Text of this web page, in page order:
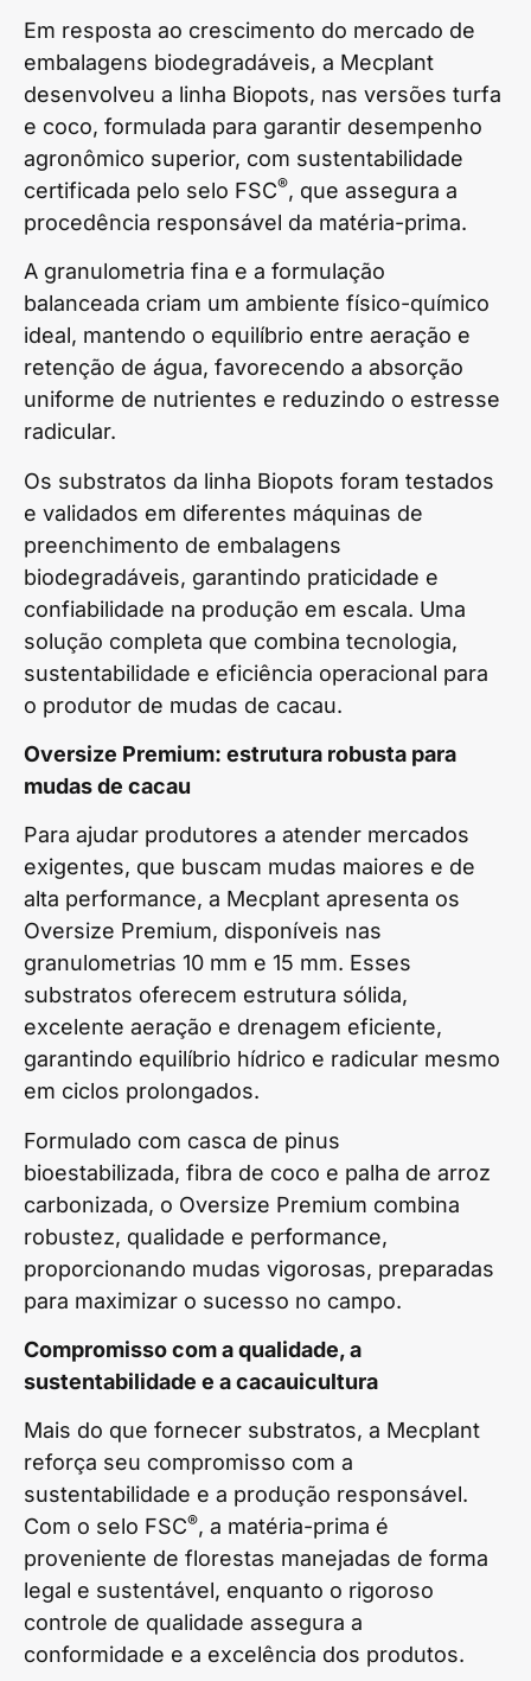
Em resposta ao crescimento do mercado de
embalagens biodegradáveis, a Mecplant
desenvolveu a linha Biopots, nas versões turfa
e coco, formulada para garantir desempenho
agronômico superior, com sustentabilidade
certificada pelo selo FSC®, que assegura a
procedência responsável da matéria-prima.
A granulometria fina e a formulação
balanceada criam um ambiente físico-químico
ideal, mantendo o equilíbrio entre aeração e
retenção de água, favorecendo a absorção
uniforme de nutrientes e reduzindo o estresse
radicular.
Os substratos da linha Biopots foram testados
e validados em diferentes máquinas de
preenchimento de embalagens
biodegradáveis, garantindo praticidade e
confiabilidade na produção em escala. Uma
solução completa que combina tecnologia,
sustentabilidade e eficiência operacional para
o produtor de mudas de cacau.
Oversize Premium: estrutura robusta para
mudas de cacau
Para ajudar produtores a atender mercados
exigentes, que buscam mudas maiores e de
alta performance, a Mecplant apresenta os
Oversize Premium, disponíveis nas
granulometrias 10 mm e 15 mm. Esses
substratos oferecem estrutura sólida,
excelente aeração e drenagem eficiente,
garantindo equilíbrio hídrico e radicular mesmo
em ciclos prolongados.
Formulado com casca de pinus
bioestabilizada, fibra de coco e palha de arroz
carbonizada, o Oversize Premium combina
robustez, qualidade e performance,
proporcionando mudas vigorosas, preparadas
para maximizar o sucesso no campo.
Compromisso com a qualidade, a
sustentabilidade e a cacauicultura
Mais do que fornecer substratos, a Mecplant
reforça seu compromisso com a
sustentabilidade e a produção responsável.
Com o selo FSC®, a matéria-prima é
proveniente de florestas manejadas de forma
legal e sustentável, enquanto o rigoroso
controle de qualidade assegura a
conformidade e a excelência dos produtos.